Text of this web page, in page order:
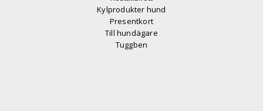
Kylprodukter hund
Presentkort
Till hundägare
Tuggben